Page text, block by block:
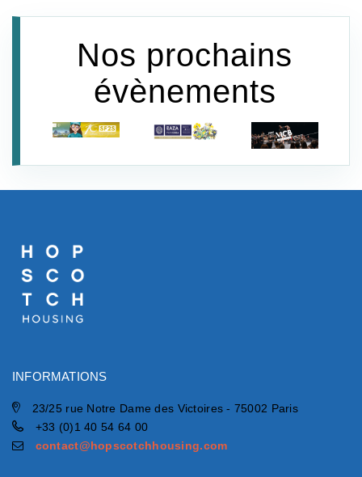
Nos prochains
évènements
INFORMATIONS
23/25 rue Notre Dame des Victoires - 75002 Paris
+33 (0)1 40 54 64 00
contact@hopscotchhousing.com